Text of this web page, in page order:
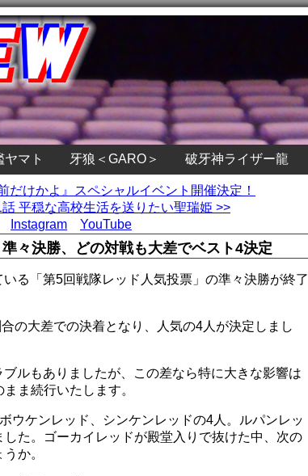
ヤマト 牙狼＜GARO＞ 破牙神ライザー龍
だけかよ』スペシャルイベント開催決定！
平穏な高校生活を送りたい聖瑞姫 >>
Instagram YouTube
々決勝、どの対戦も大差でベスト4決定
る「第5回戦隊レッド人気投票」の準々決勝が終了
の大差での決着となり、人気の4人が決定しまし
ルもありましたが、この差なら特に大きな影響は
ま続行いたします。
ウケンレッド、シンケンレッドの4人。ルパンレッ
た。ゴーカイレッドが殿堂入りで抜けた中、次の
か。